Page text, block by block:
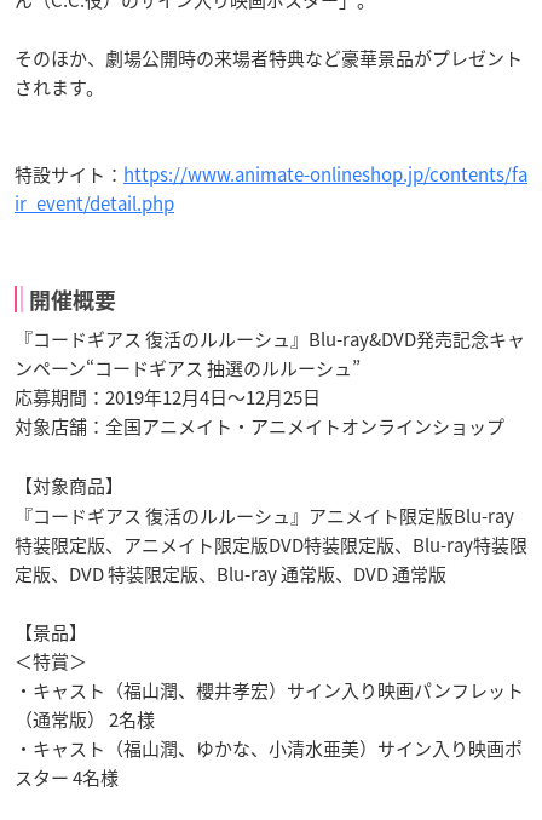
そのほか、劇場公開時の来場者特典など豪華景品がプレゼント
されます。
特設サイト： https://www.animate-onlineshop.jp/contents/fa
ir_event/detail.php
開催概要
『コードギアス 復活のルルーシュ』Blu-ray&DVD発売記念キャ
ンペーン“コードギアス 抽選のルルーシュ”
応募期間：2019年12月4日～12月25日
対象店舗：全国アニメイト・アニメイトオンラインショップ
【対象商品】
『コードギアス 復活のルルーシュ』アニメイト限定版Blu-ray
特装限定版、アニメイト限定版DVD特装限定版、Blu-ray特装限
定版、DVD 特装限定版、Blu-ray 通常版、DVD 通常版
【景品】
＜特賞＞
・キャスト（福山潤、櫻井孝宏）サイン入り映画パンフレット
（通常版） 2名様
・キャスト（福山潤、ゆかな、小清水亜美）サイン入り映画ポ
スター 4名様